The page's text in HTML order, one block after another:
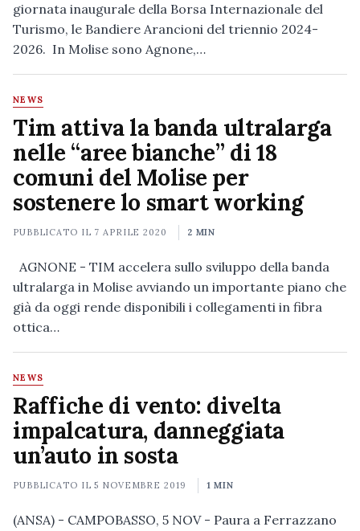
giornata inaugurale della Borsa Internazionale del
Turismo, le Bandiere Arancioni del triennio 2024-
2026. In Molise sono Agnone,…
NEWS
Tim attiva la banda ultralarga
nelle “aree bianche” di 18
comuni del Molise per
sostenere lo smart working
PUBBLICATO IL 7 APRILE 2020 2 MIN
AGNONE - TIM accelera sullo sviluppo della banda
ultralarga in Molise avviando un importante piano che
già da oggi rende disponibili i collegamenti in fibra
ottica…
NEWS
Raffiche di vento: divelta
impalcatura, danneggiata
un’auto in sosta
PUBBLICATO IL5 NOVEMBRE 2019 1 MIN
(ANSA) - CAMPOBASSO, 5 NOV - Paura a Ferrazzano